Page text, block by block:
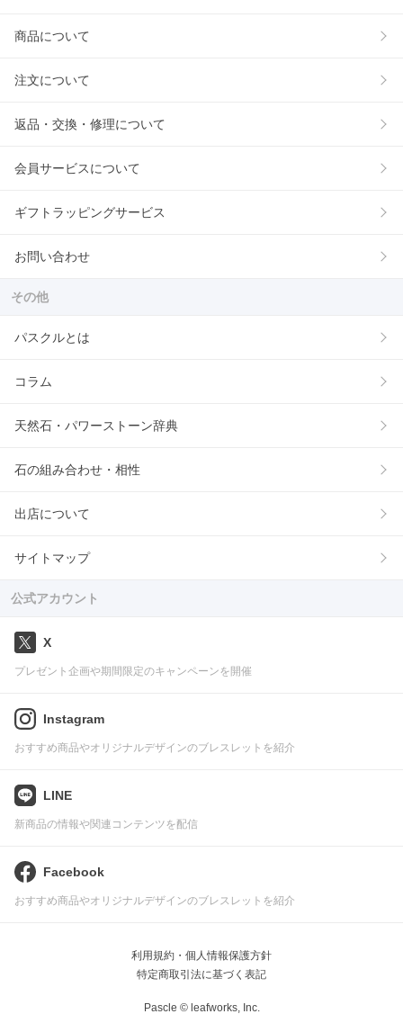
商品について
注文について
返品・交換・修理について
会員サービスについて
ギフトラッピングサービス
お問い合わせ
その他
パスクルとは
コラム
天然石・パワーストーン辞典
石の組み合わせ・相性
出店について
サイトマップ
公式アカウント
X
プレゼント企画や期間限定のキャンペーンを開催
Instagram
おすすめ商品やオリジナルデザインのブレスレットを紹介
LINE
新商品の情報や関連コンテンツを配信
Facebook
おすすめ商品やオリジナルデザインのブレスレットを紹介
利用規約・個人情報保護方針
特定商取引法に基づく表記
Pascle © leafworks, Inc.